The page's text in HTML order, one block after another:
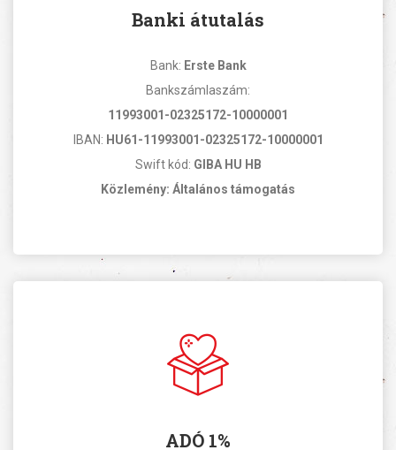
Banki átutalás
Bank: Erste Bank
Bankszámlaszám:
11993001-02325172-10000001
IBAN: HU61-11993001-02325172-10000001
Swift kód: GIBA HU HB
Közlemény: Általános támogatás
ADÓ 1%